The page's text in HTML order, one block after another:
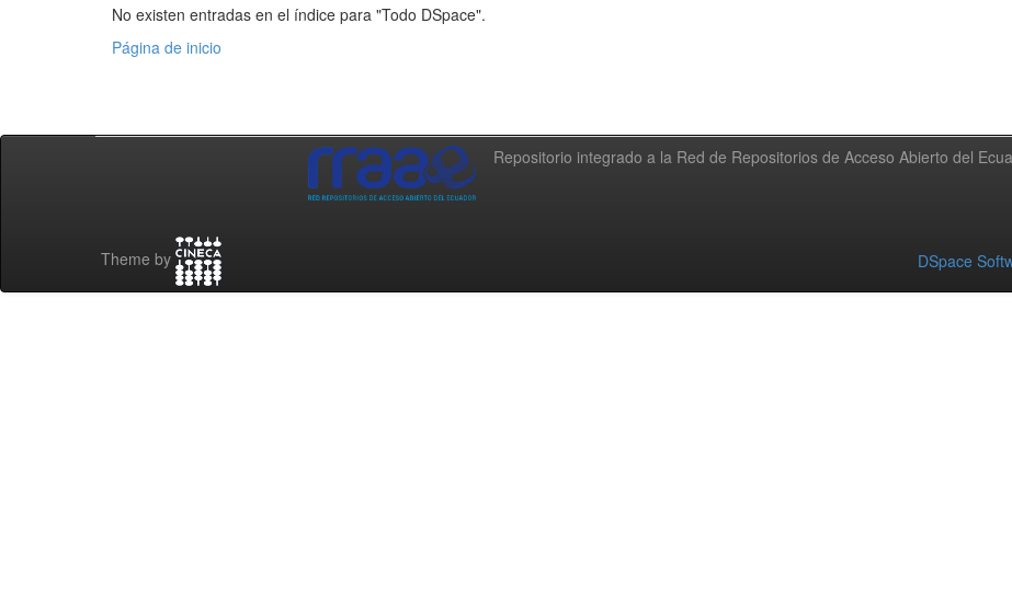
No existen entradas en el índice para "Todo DSpace".
Página de inicio
Repositorio integrado a la Red de Repositorios de Acceso Abierto del
Theme by DSpace